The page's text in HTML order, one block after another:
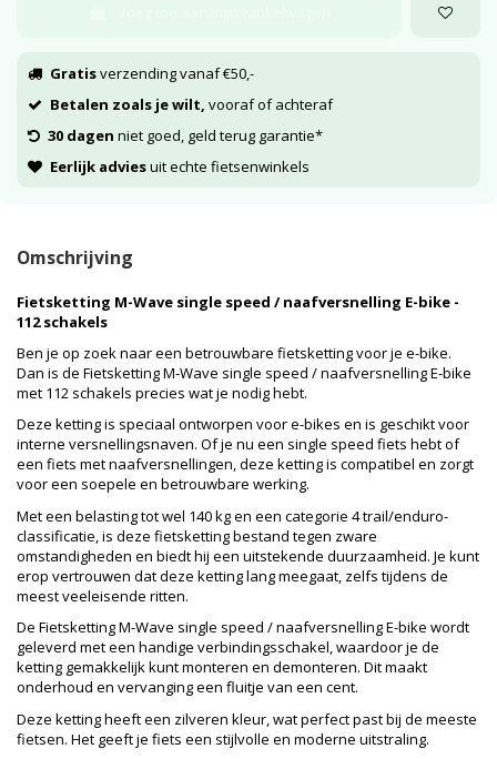
Gratisverzending vanaf €50,-
Betalen zoals je wilt, vooraf of achteraf
30 dagen niet goed, geld terug garantie*
Eerlijk adviesuit echte fietsenwinkels
Omschrijving
Fietsketting M-Wave single speed / naafversnelling E-bike -
112 schakels
Ben je op zoek naar een betrouwbare fietsketting voor je e-bike.
Dan is de Fietsketting M-Wave single speed / naafversnelling E-bike
met 112 schakels precies wat je nodig hebt.
Deze ketting is speciaal ontworpen voor e-bikes en is geschikt voor
interne versnellingsnaven. Of je nu een single speed fiets hebt of
een fiets met naafversnellingen, deze ketting is compatibel en zorgt
voor een soepele en betrouwbare werking.
Met een belasting tot wel 140 kg en een categorie 4 trail/enduro-
classificatie, is deze fietsketting bestand tegen zware
omstandigheden en biedt hij een uitstekende duurzaamheid. Je kunt
erop vertrouwen dat deze ketting lang meegaat, zelfs tijdens de
meest veeleisende ritten.
De Fietsketting M-Wave single speed / naafversnelling E-bike wordt
geleverd met een handige verbindingsschakel, waardoor je de
ketting gemakkelijk kunt monteren en demonteren. Dit maakt
onderhoud en vervanging een fluitje van een cent.
Deze ketting heeft een zilveren kleur, wat perfect past bij de meeste
fietsen. Het geeft je fiets een stijlvolle en moderne uitstraling.